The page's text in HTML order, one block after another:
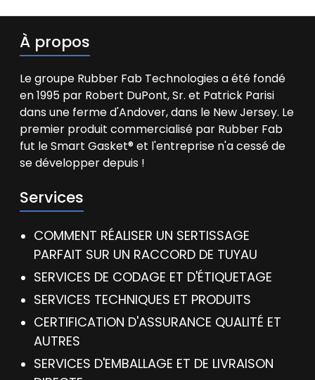
À propos
Le groupe Rubber Fab Technologies a été fondé
en 1995 par Robert DuPont, Sr. et Patrick Parisi
dans une ferme d'Andover, dans le New Jersey. Le
premier produit commercialisé par Rubber Fab
fut le Smart Gasket® et l'entreprise n'a cessé de
se développer depuis !
Services
COMMENT RÉALISER UN SERTISSAGE
PARFAIT SUR UN RACCORD DE TUYAU
SERVICES DE CODAGE ET D'ÉTIQUETAGE
SERVICES TECHNIQUES ET PRODUITS
CERTIFICATION D'ASSURANCE QUALITÉ ET
AUTRES
SERVICES D'EMBALLAGE ET DE LIVRAISON